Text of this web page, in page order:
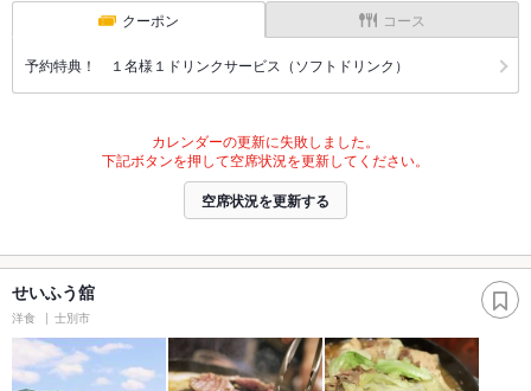
クーポン コース
予約特典！ １名様１ドリンクサービス（ソフトドリンク）
カレンダーの更新に失敗しました。
下記ボタンを押して空席状況を更新してください。
空席状況を更新する
せいふう舘
洋食 士別市